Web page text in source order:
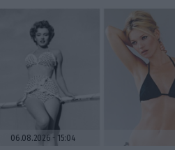
06.08.2026 15:04